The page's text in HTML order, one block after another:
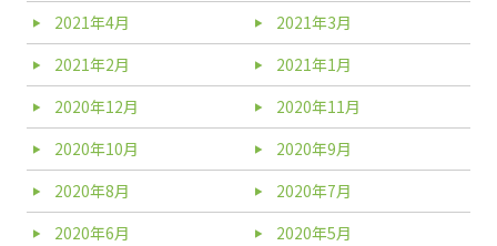
2021年4月
2021年3月
2021年2月
2021年1月
2020年12月
2020年11月
2020年10月
2020年9月
2020年8月
2020年7月
2020年6月
2020年5月